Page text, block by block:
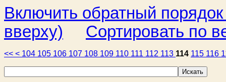
Включить обратный
вверху)
Сортировать по
<< < 104 105 106 107 108 109 110 111 112 113 114 115 116